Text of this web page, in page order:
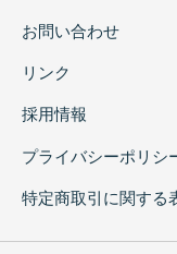
お問い合わせ
リンク
採用情報
プライバシーポリシ
特定商取引に関する